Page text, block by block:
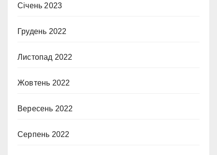
Січень 2023
Грудень 2022
Листопад 2022
Жовтень 2022
Вересень 2022
Серпень 2022